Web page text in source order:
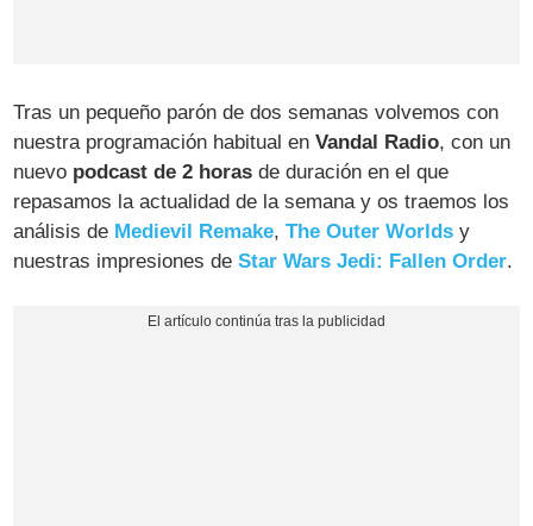
Tras un pequeño parón de dos semanas volvemos con
nuestra programación habitual enVandal Radio, con un
nuevo podcast de 2 horas de duración en el que
repasamos la actualidad de la semana y os traemos los
análisis de Medievil Remake,The Outer Worlds y
nuestras impresiones deStar Wars Jedi: Fallen Order.